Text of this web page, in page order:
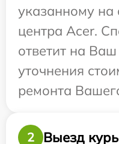
указанному на
центра Acer.
ответит на
уточнения
ремонта
2 Выезд